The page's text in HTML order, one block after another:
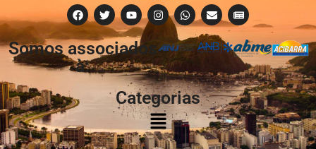
Somos associados
à:
Categorias